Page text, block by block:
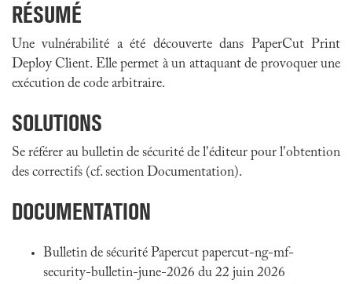
RÉSUMÉ
Une vulnérabilité a été découverte dans PaperCut Print
Deploy Client. Elle permet à un attaquant de provoquer une
exécution de code arbitraire.
SOLUTIONS
Se référer au bulletin de sécurité de l'éditeur pour l'obtention
des correctifs (cf. section Documentation).
DOCUMENTATION
Bulletin de sécurité Papercut papercut-ng-mf-
security-bulletin-june-2026 du 22 juin 2026